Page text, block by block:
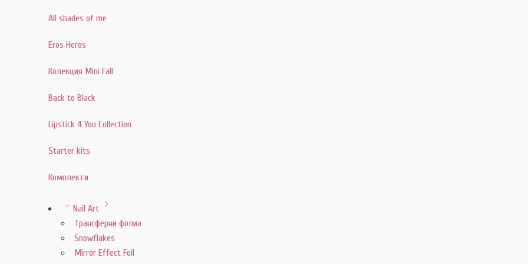
All shades of me
Eros Heros
Колекция Mini Fall
Back to Black
Lipstick 4 You Collection
Starter kits
Комплекти
Nail Art
Трансферни фолиа
Snowflakes
Mirror Effect Foil